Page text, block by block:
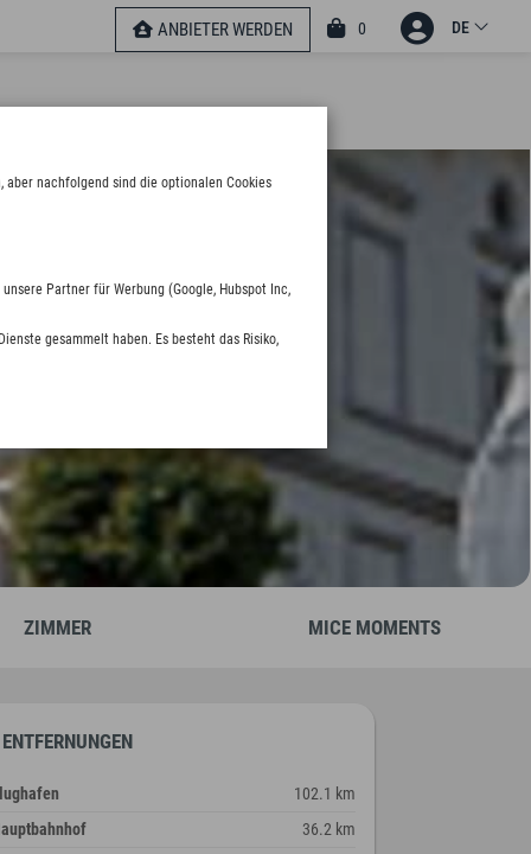
aber nachfolgend sind die optionalen Cookies
Partner für Werbung (Google, Hubspot Inc,
gesammelt haben. Es besteht das Risiko,
ANBIETER WERDEN 0 DE
ZIMMER MICE MOMENTS
ENTFERNUNGEN
102.1 km
36.2 km